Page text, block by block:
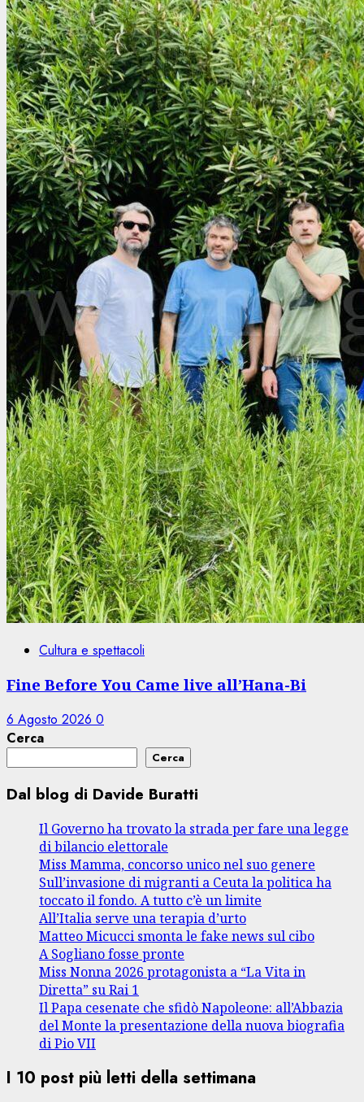
Cultura e spettacoli
Fine Before You Came live all’Hana-Bi
6 Agosto 2026 0
Cerca
Cerca
Dal blog di Davide Buratti
Il Governo ha trovato la strada per fare una legge
di bilancio elettorale
Miss Mamma, concorso unico nel suo genere
Sull’invasione di migranti a Ceuta la politica ha
toccato il fondo. A tutto c’è un limite
All’Italia serve una terapia d’urto
Matteo Micucci smonta le fake news sul cibo
A Sogliano fosse pronte
Miss Nonna 2026 protagonista a “La Vita in
Diretta” su Rai 1
Il Papa cesenate che sfidò Napoleone: all’Abbazia
del Monte la presentazione della nuova biografia
di Pio VII
I 10 post più letti della settimana